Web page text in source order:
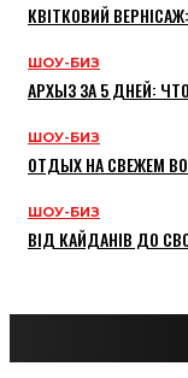
КВІТКОВИЙ
ШОУ-БИЗ
АРХЫЗ ЗА 5 ДНЕЙ:
ШОУ-БИЗ
ОТДЫХ НА СВЕЖЕМ
ШОУ-БИЗ
ВІД КАЙДАНІВ ДО